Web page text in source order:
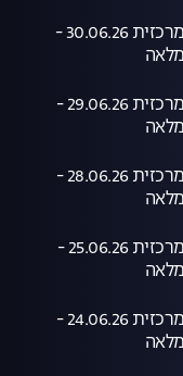
המהדורה המרכזית 30.06.26 -
המהדורה המרכזית 29.06.26 -
המהדורה המרכזית 28.06.26 -
המהדורה המרכזית 25.06.26 -
המהדורה המרכזית 24.06.26 -